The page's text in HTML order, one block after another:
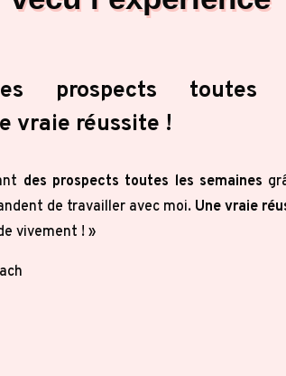
prospects toutes
vraie réussite !
des prospects toutes les semaines
de travailler avec moi. Une vraie
vivement ! »